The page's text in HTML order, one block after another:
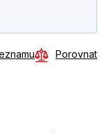
Porovnat